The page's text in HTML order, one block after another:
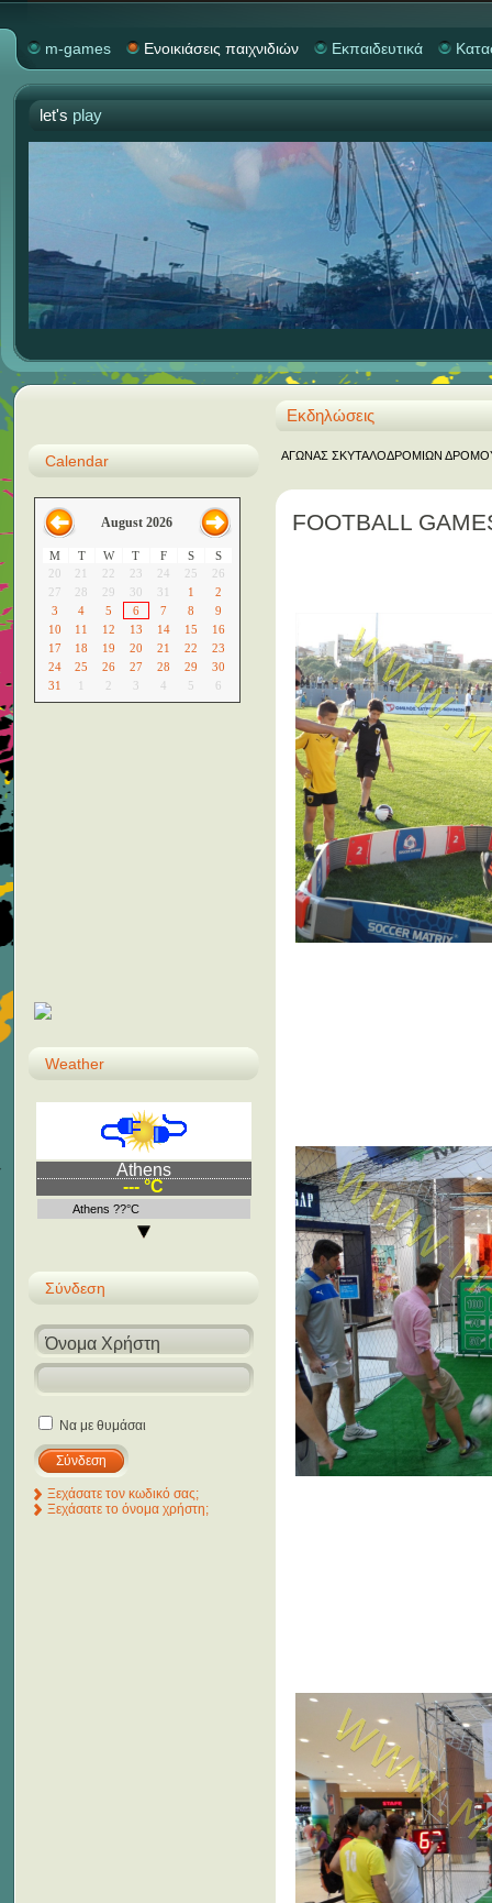
m-games Ενοικιάσεις παιχνιδιών Εκπαιδευτικά
let's play
Εκδηλώσεις
ΑΓΩΝΑΣ ΣΚΥΤΑΛΟΔΡΟΜΙΩΝ ΔΡΟΜΟΥ
FOOTBALL
Calendar
August 2026
M T W T F S
S
20
21 22 23 24 25
26
27
28 29 30 31 1
2
3
4 5 6 7 8
9
10
11 12 13 14 15
16
17
18 19 20 21 22
23
24
25 26 27 28 29
30
31
1 2 3 4 5 6
Weather
Athens
--- °C
Athens ??°C
Σύνδεση
Να με θυμάσαι
Ξεχάσατε τον κωδικό σας;
Ξεχάσατε το όνομα χρήστη;